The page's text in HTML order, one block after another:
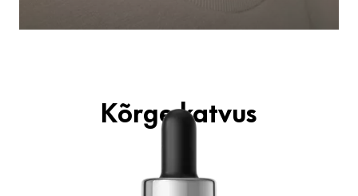
Kõrge katvus